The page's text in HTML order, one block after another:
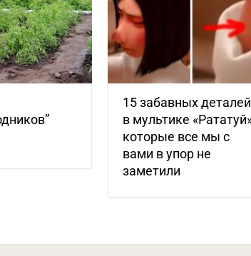
15 забавных деталей
в мультике
которые все мы с
вами в упор не
заметили